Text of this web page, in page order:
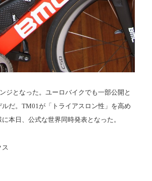
ジとなった。ユーロバイクでも一部公開と
だ。TM01が「トライアスロン性」を高め
本日、公式な世界同時発表となった。
ス